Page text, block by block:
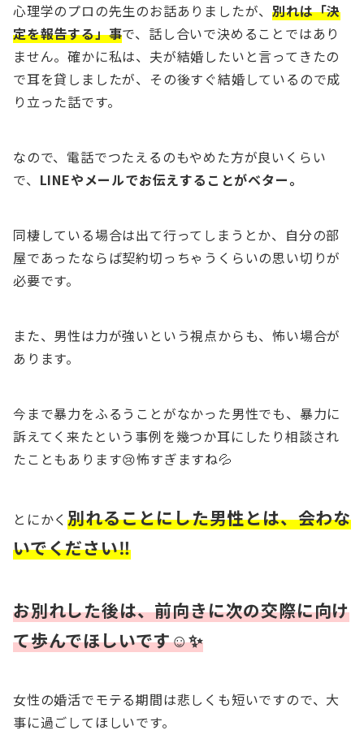
心理学のプロの先生のお話ありましたが、別れは「決
定を報告する」事で、話し合いで決めることではあり
ません。確かに私は、夫が結婚したいと言ってきたの
で耳を貸しましたが、その後すぐ結婚しているので成
り立った話です。
なので、電話でつたえるのもやめた方が良いくらい
で、 LINEやメールでお伝えすることがベター。
同棲している場合は出て行ってしまうとか、自分の部
屋であったならば契約切っちゃうくらいの思い切りが
必要です。
また、男性は力が強いという視点からも、怖い場合が
あります。
今まで暴力をふるうことがなかった男性でも、暴力に
訴えてく来たという事例を幾つか耳にしたり相談され
たこともあります😢怖すぎますね💦
とにかく別れることにした男性とは、会わな
いでください‼
お別れした後は、前向きに次の交際に向け
て歩んでほしいです☺✨
女性の婚活でモテる期間は悲しくも短いですので、大
事に過ごしてほしいです。